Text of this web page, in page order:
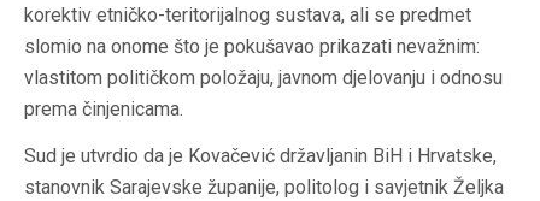
korektiv etničko-teritorijalnog sustava, ali se predmet
slomio na onome što je pokušavao prikazati nevažnim:
vlastitom političkom položaju, javnom djelovanju i odnosu
prema činjenicama.
Sud je utvrdio da je Kovačević državljanin BiH i Hrvatske,
stanovnik Sarajevske županije, politolog i savjetnik Željka